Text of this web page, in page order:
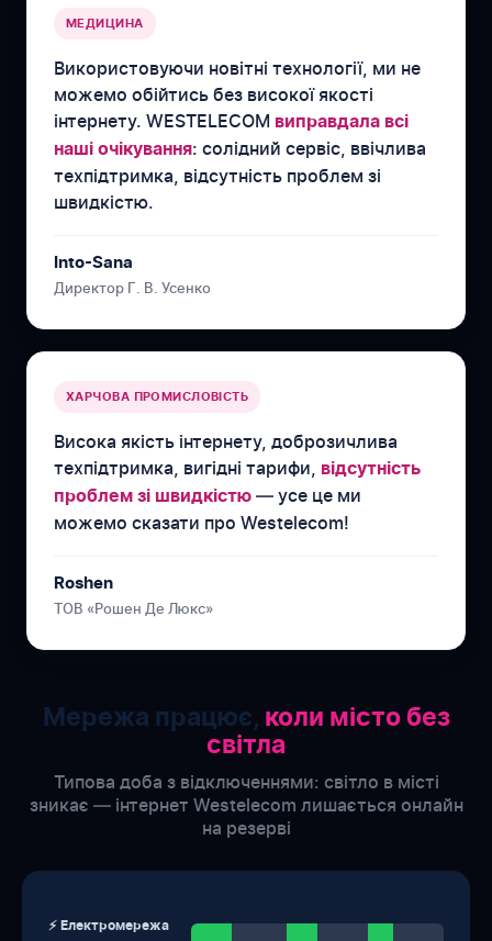
МЕДИЦИНА
Використовуючи новітні технології, ми не
можемо обійтись без високої якості
інтернету. WESTELECOM виправдала всі
наші очікування: солідний сервіс, ввічлива
техпідтримка, відсутність проблем зі
швидкістю.
Into-Sana
Директор Г. В. Усенко
ХАРЧОВА ПРОМИСЛОВІСТЬ
Висока якість інтернету, доброзичлива
техпідтримка, вигідні тарифи, відсутність
проблем зі швидкістю — усе це ми
можемо сказати про Westelecom!
Roshen
ТОВ «Рошен Де Люкс»
Мережа працює, коли місто без
світла
Типова доба з відключеннями: світло в місті
зникає — інтернет Westelecom лишається онлайн
на резерві
⚡ Електромережа